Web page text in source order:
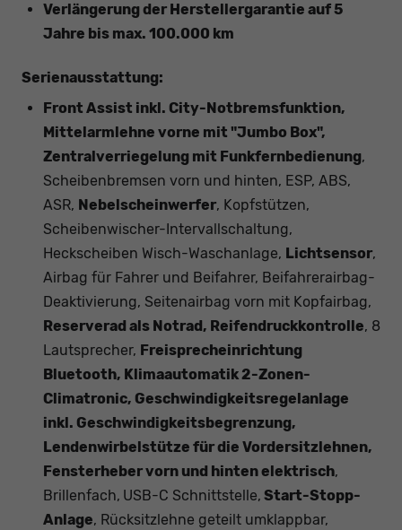
Verlängerung der Herstellergarantie auf 5
Jahre bis max. 100.000 km
Serienausstattung:
Front Assist inkl. City-Notbremsfunktion,
Mittelarmlehne vorne mit "Jumbo Box",
Zentralverriegelung mit Funkfernbedienung,
Scheibenbremsen vorn und hinten, ESP, ABS,
ASR, Nebelscheinwerfer, Kopfstützen,
Scheibenwischer-Intervallschaltung,
Heckscheiben Wisch-Waschanlage, Lichtsensor,
Airbag für Fahrer und Beifahrer, Beifahrerairbag-
Deaktivierung, Seitenairbag vorn mit Kopfairbag,
Reserverad als Notrad, Reifendruckkontrolle, 8
Lautsprecher, Freisprecheinrichtung
Bluetooth, Klimaautomatik 2-Zonen-
Climatronic, Geschwindigkeitsregelanlage
inkl. Geschwindigkeitsbegrenzung,
Lendenwirbelstütze für die Vordersitzlehnen,
Fensterheber vorn und hinten elektrisch,
Brillenfach, USB-C Schnittstelle, Start-Stopp-
Anlage, Rücksitzlehne geteilt umklappbar,